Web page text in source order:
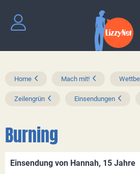
Home Mach mit!
Zeilengrün Einsendungen
Burning
Einsendung von Hannah, 15 Jahre